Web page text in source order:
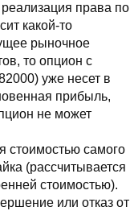
права по
какой-то
рыночное
то опцион с
уже несет в
прибыль,
не может
стоимостью самого
(рассчитывается
стоимостью).
или отказ от